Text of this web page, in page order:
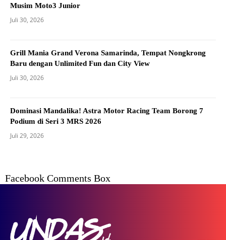
Musim Moto3 Junior
Juli 30, 2026
Grill Mania Grand Verona Samarinda, Tempat Nongkrong
Baru dengan Unlimited Fun dan City View
Juli 30, 2026
Dominasi Mandalika! Astra Motor Racing Team Borong 7
Podium di Seri 3 MRS 2026
Juli 29, 2026
Facebook Comments Box